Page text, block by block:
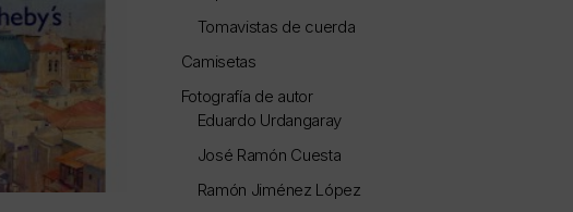
Tomavistas de cuerda
Camisetas
Fotografía de autor
Eduardo Urdangaray
José Ramón Cuesta
Ramón Jiménez López